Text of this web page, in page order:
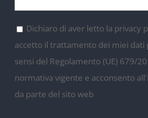
Dichiaro di aver letto la privacy
accetto il trattamento dei miei dati
sensi del Regolamento (UE) 679/
normativa vigente e acconsento
da parte del sito web